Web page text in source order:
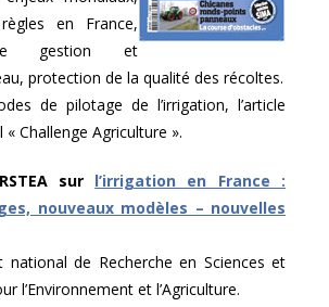
en France,
gestion et
protection de la qualité des récoltes.
de pilotage de l’irrigation, l’article
Challenge Agriculture ».
sur l’irrigation en France :
nouveaux modèles – nouvelles
national de Recherche en Sciences et
l’Environnement et l’Agriculture.